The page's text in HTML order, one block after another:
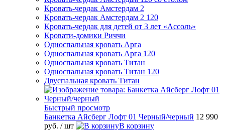
Кровать-чердак Амстердам 2
Кровать-чердак Амстердам 2 120
Кровать-чердак для детей от 3 лет «Ассоль»
Кровати-домики Риччи
Односпальная кровать Арга
Односпальная кровать Арга 120
Односпальная кровать Титан
Односпальная кровать Титан 120
Двуспальная кровать Титан
Быстрый просмотр
Банкетка Айсберг Лофт 01 Черный/черный 12 990
руб. / шт
В корзину